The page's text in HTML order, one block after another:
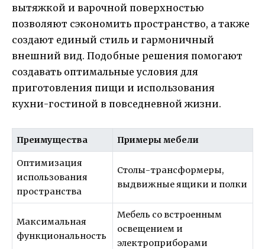
вытяжкой и варочной поверхностью
позволяют сэкономить пространство, а также
создают единый стиль и гармоничный
внешний вид. Подобные решения помогают
создавать оптимальные условия для
приготовления пищи и использования
кухни-гостиной в повседневной жизни.
Преимущества Примеры мебели
Оптимизация
использования
пространства
Столы-трансформеры,
выдвижные ящики и полки
Максимальная
функциональность
Мебель со встроенным
освещением и
электроприборами